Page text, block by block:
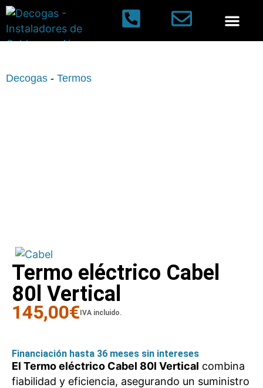
Decogas - Termos
Termo eléctrico Cabel
80l Vertical
145,00€ IVA incluido.
Financiación hasta 36 meses sin intereses
El Termo eléctrico Cabel 80l Vertical combina
fiabilidad y eficiencia, asegurando un suministro